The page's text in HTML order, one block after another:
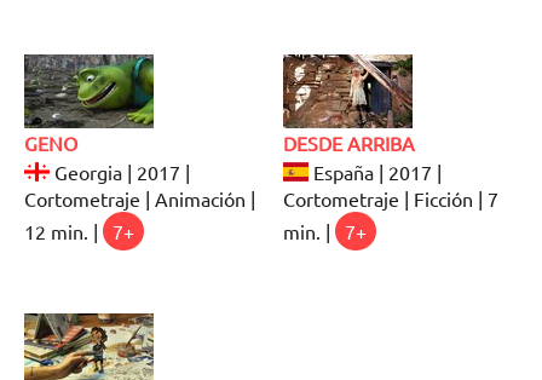
GENO
Georgia | 2017 |
Cortometraje | Animación |
12 min. |
7+
DESDE ARRIBA
España | 2017 |
Cortometraje | Ficción | 7
min. |
7+